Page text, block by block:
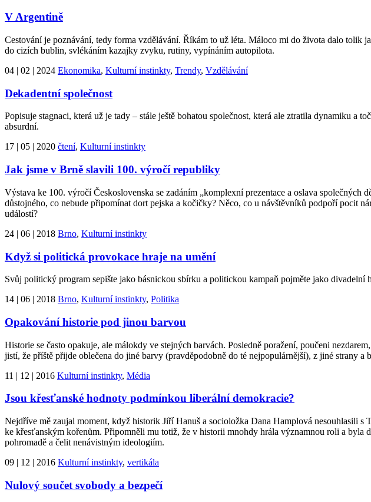
V Argentině
Cestování je poznávání, tedy forma vzdělávání. Říkám to už léta. Máloco mi do života dalo
do cizích bublin, svlékáním kazajky zvyku, rutiny, vypínáním autopilota.
04 | 02 | 2024 Ekonomika, Kulturní instinkty, Trendy, Vzdělávání
Dekadentní společnost
Popisuje stagnaci, která už je tady – stále ještě bohatou společnost, která ale ztratila dynamiku
absurdní.
17 | 05 | 2020 čtení, Kulturní instinkty
Jak jsme v Brně slavili 100. výročí republiky
Výstava ke 100. výročí Československa se zadáním „komplexní prezentace a oslava
důstojného, co nebude připomínat dort pejska a kočičky? Něco, co u návštěvníků podpoří pocit
událostí?
24 | 06 | 2018 Brno, Kulturní instinkty
Když si politická provokace hraje na umění
Svůj politický program sepište jako básnickou sbírku a politickou kampaň pojměte jako
14 | 06 | 2018 Brno, Kulturní instinkty, Politika
Opakování historie pod jinou barvou
Historie se často opakuje, ale málokdy ve stejných barvách. Posledně poražení, poučeni
jistí, že příště přijde oblečena do jiné barvy (pravděpodobně do té nejpopulárnější), z jiné strany
11 | 12 | 2016 Kulturní instinkty, Média
Jsou křesťanské hodnoty podmínkou liberální demokracie?
Nejdříve mě zaujal moment, když historik Jiří Hanuš a socioložka Dana Hamplová nesouhlasili
ke křesťanským kořenům. Připomněli mu totiž, že v historii mnohdy hrála významnou roli a
pohromadě a čelit nenávistným ideologiím.
09 | 12 | 2016 Kulturní instinkty, vertikála
Nulový součet svobody a bezpečí